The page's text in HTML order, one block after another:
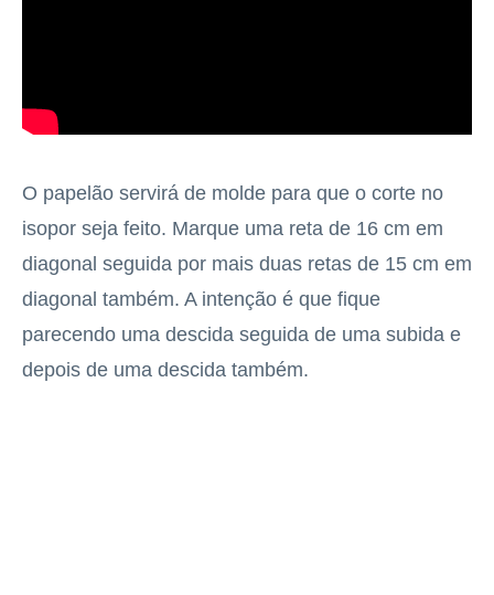
O papelão servirá de molde para que o corte no
isopor seja feito. Marque uma reta de 16 cm em
diagonal seguida por mais duas retas de 15 cm em
diagonal também. A intenção é que fique
parecendo uma descida seguida de uma subida e
depois de uma descida também.